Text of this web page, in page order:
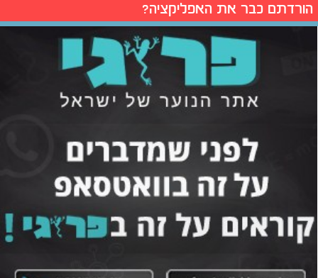
הורדתם כבר את האפליקציה?